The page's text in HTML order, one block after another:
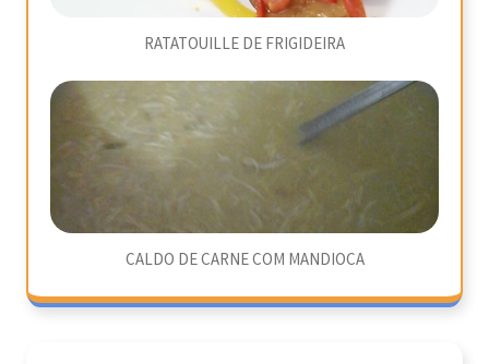
RATATOUILLE DE FRIGIDEIRA
CALDO DE CARNE COM MANDIOCA